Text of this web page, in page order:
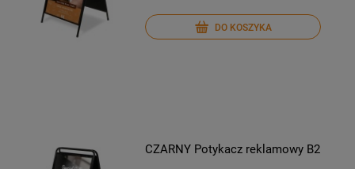
DO KOSZYKA
CZARNY Potykacz reklamowy B2